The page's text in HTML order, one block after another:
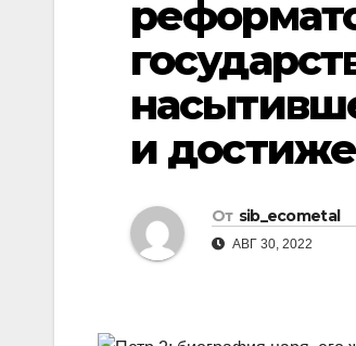
и
От sib_ecometal
АВГ 30, 2022